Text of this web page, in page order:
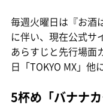
毎週火曜日は『お酒
に伴い、現在公式サ
あらすじと先行場面
日「TOKYO MX」他
5杯め「バナナカ